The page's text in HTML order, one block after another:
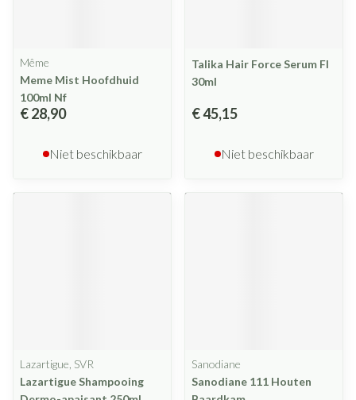
Même
Meme Mist Hoofdhuid
100ml Nf
€ 28,90
Niet beschikbaar
Talika Hair Force Serum Fl
30ml
€ 45,15
Niet beschikbaar
Lazartigue, SVR
Lazartigue Shampooing
Sanodiane
Sanodiane 111 Houten